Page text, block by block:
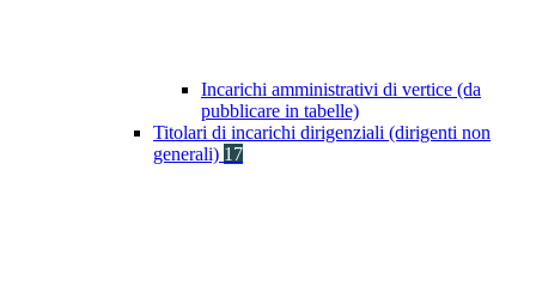
Incarichi amministrativi di vertice (da
pubblicare in tabelle)
Titolari di incarichi dirigenziali (dirigenti non
generali) 17